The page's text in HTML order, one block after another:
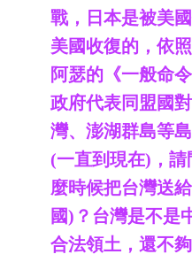
戰，日本是被美
美國收復的，依
阿瑟的《一般命
政府代表同盟國
灣、澎湖群島等
(一直到現在)，
麼時候把台灣送
國)？台灣是不是
合法領土，還不